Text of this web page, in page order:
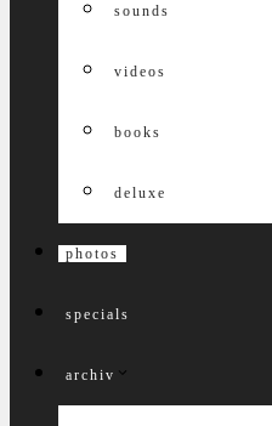
sounds
videos
books
deluxe
photos
specials
archiv